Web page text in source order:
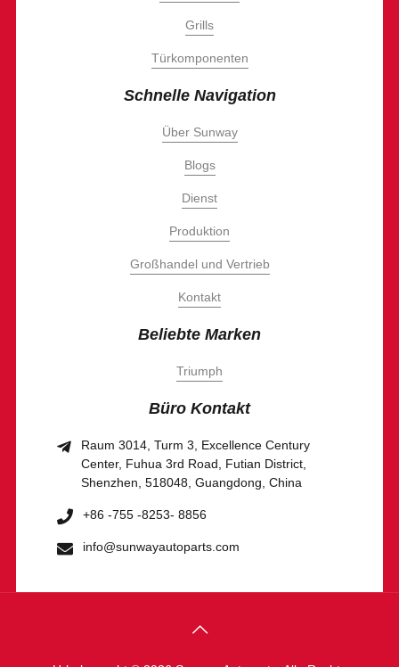
Grills
Türkomponenten
Schnelle Navigation
Über Sunway
Blogs
Dienst
Produktion
Großhandel und Vertrieb
Kontakt
Beliebte Marken
Triumph
Büro Kontakt
Raum 3014, Turm 3, Excellence Century
Center, Fuhua 3rd Road, Futian District,
Shenzhen, 518048, Guangdong, China
+86 -755 -8253- 8856
info@sunwayautoparts.com